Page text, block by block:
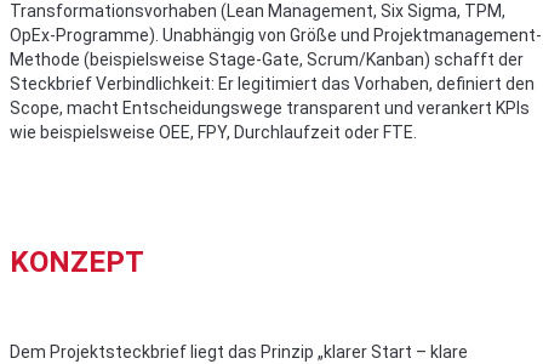
Transformationsvorhaben (Lean Management, Six Sigma, TPM,
OpEx-Programme). Unabhängig von Größe und Projektmanagement-
Methode (beispielsweise Stage-Gate, Scrum/Kanban) schafft der
Steckbrief Verbindlichkeit: Er legitimiert das Vorhaben, definiert den
Scope, macht Entscheidungswege transparent und verankert KPIs
wie beispielsweise OEE, FPY, Durchlaufzeit oder FTE.
KONZEPT
Dem Projektsteckbrief liegt das Prinzip „klarer Start – klare